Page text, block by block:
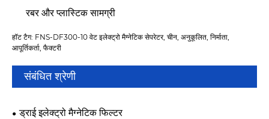
रबर और प्लास्टिक सामग्री
हॉट टैग: FNS-DF300-10 वेट इलेक्ट्रो मैग्नेटिक सेपरेटर, चीन, अनुकूलित, निर्माता,
आपूर्तिकर्ता, फैक्टरी
संबंधित श्रेणी
ड्राई इलेक्ट्रो मैग्नेटिक फिल्टर